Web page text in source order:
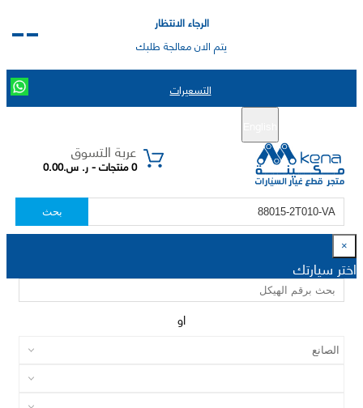
الرجاء الانتظار
يتم الان معالجة طلبك
التسعيرات
عربة التسوق
0 منتجات - ر. س.0.00
بحث
×
اختر سيارتك
او